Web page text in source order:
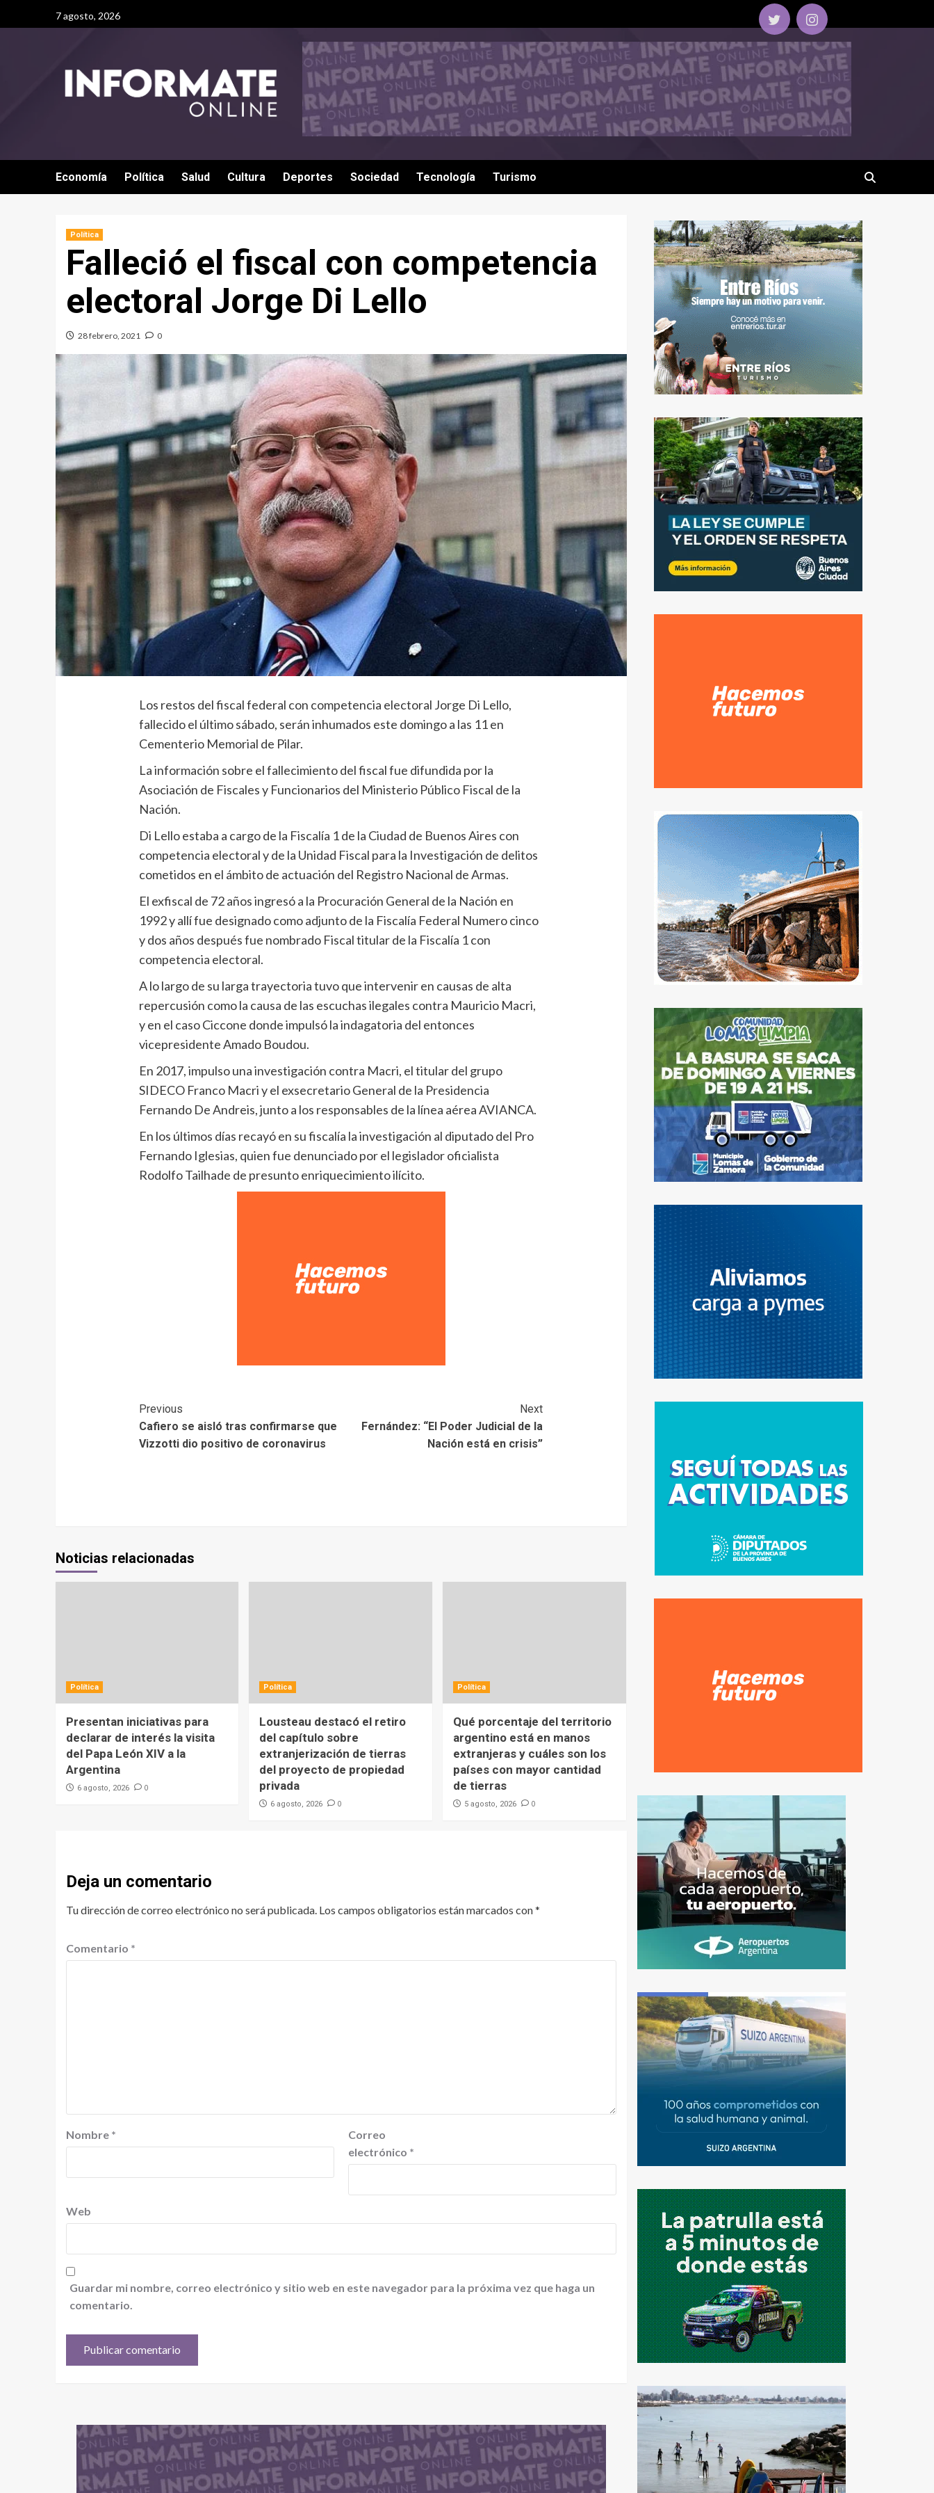
7 agosto, 2026
Economía Política Salud Cultura Deportes Sociedad Tecnología Turismo
Política
Falleció el fiscal con competencia
electoral Jorge Di Lello
28 febrero, 2021 0
Los restos del fiscal federal con competencia electoral Jorge Di Lello,
fallecido el último sábado, serán inhumados este domingo a las 11 en
Cementerio Memorial de Pilar.
La información sobre el fallecimiento del fiscal fue difundida por la
Asociación de Fiscales y Funcionarios del Ministerio Público Fiscal de la
Nación.
Di Lello estaba a cargo de la Fiscalía 1 de la Ciudad de Buenos Aires con
competencia electoral y de la Unidad Fiscal para la Investigación de delitos
cometidos en el ámbito de actuación del Registro Nacional de Armas.
El exfiscal de 72 años ingresó a la Procuración General de la Nación en
1992 y allí fue designado como adjunto de la Fiscalía Federal Numero cinco
y dos años después fue nombrado Fiscal titular de la Fiscalía 1 con
competencia electoral.
A lo largo de su larga trayectoria tuvo que intervenir en causas de alta
repercusión como la causa de las escuchas ilegales contra Mauricio Macri,
y en el caso Ciccone donde impulsó la indagatoria del entonces
vicepresidente Amado Boudou.
En 2017, impulso una investigación contra Macri, el titular del grupo
SIDECO Franco Macri y el exsecretario General de la Presidencia
Fernando De Andreis, junto a los responsables de la línea aérea AVIANCA.
En los últimos días recayó en su fiscalía la investigación al diputado del Pro
Fernando Iglesias, quien fue denunciado por el legislador oficialista
Rodolfo Tailhade de presunto enriquecimiento ilícito.
Previous
Cafiero se aisló tras confirmarse que
Vizzotti dio positivo de coronavirus
Next
Fernández: “El Poder Judicial de la
Nación está en crisis”
Noticias relacionadas
Política
Presentan iniciativas para
declarar de interés la visita
del Papa León XIV a la
Argentina
6 agosto, 2026 0
Política
Lousteau destacó el retiro
del capítulo sobre
extranjerización de tierras
del proyecto de propiedad
privada
6 agosto, 2026 0
Política
Qué porcentaje del territorio
argentino está en manos
extranjeras y cuáles son los
países con mayor cantidad
de tierras
5 agosto, 2026 0
Deja un comentario
Tu dirección de correo electrónico no será publicada. Los campos obligatorios están marcados con*
Comentario *
Nombre *
Correo
electrónico *
Web
Guardar mi nombre, correo electrónico y sitio web en este navegador para la próxima vez que haga un
comentario.